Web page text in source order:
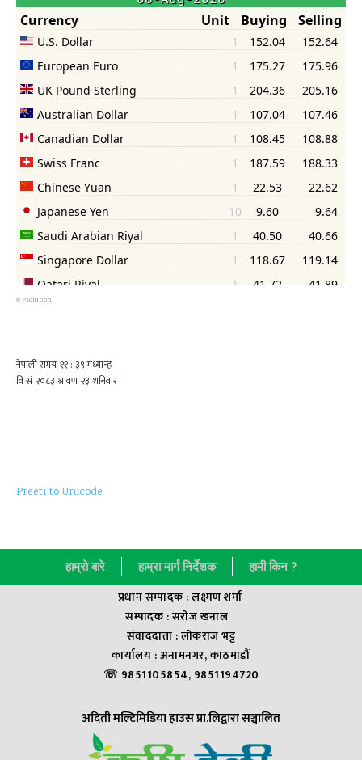
© Psolution
Preeti to Unicode
हाम्राे बारे हाम्रा मार्ग निर्देशक हामी किन ?
प्रधान सम्पादक : लक्ष्मण शर्मा
सम्पादक : सराेज खनाल
संवाददाता : लाेकराज भट्ट
कार्यालय : अनामनगर, काठमाडौं
☏ 9851105854, 9851194720
अदिती मल्टिमिडिया हाउस प्रा.लिद्वारा सञ्चालित